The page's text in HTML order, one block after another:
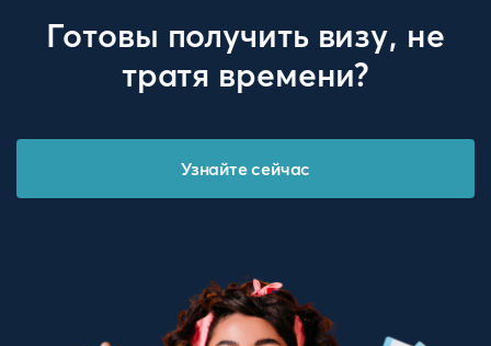
Готовы получить визу, не
тратя времени?
Узнайте сейчас